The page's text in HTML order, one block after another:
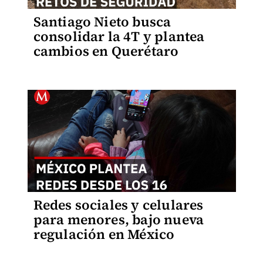
Santiago Nieto busca
consolidar la 4T y plantea
cambios en Querétaro
Redes sociales y celulares
para menores, bajo nueva
regulación en México